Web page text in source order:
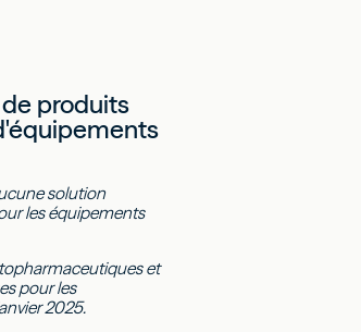
de produits
solution
les équipements
et
pour les
2025.